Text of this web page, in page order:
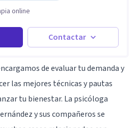
online
Contactar
de evaluar tu demanda y
las mejores técnicas y pautas
tu bienestar. La psicóloga
y sus compañeros se